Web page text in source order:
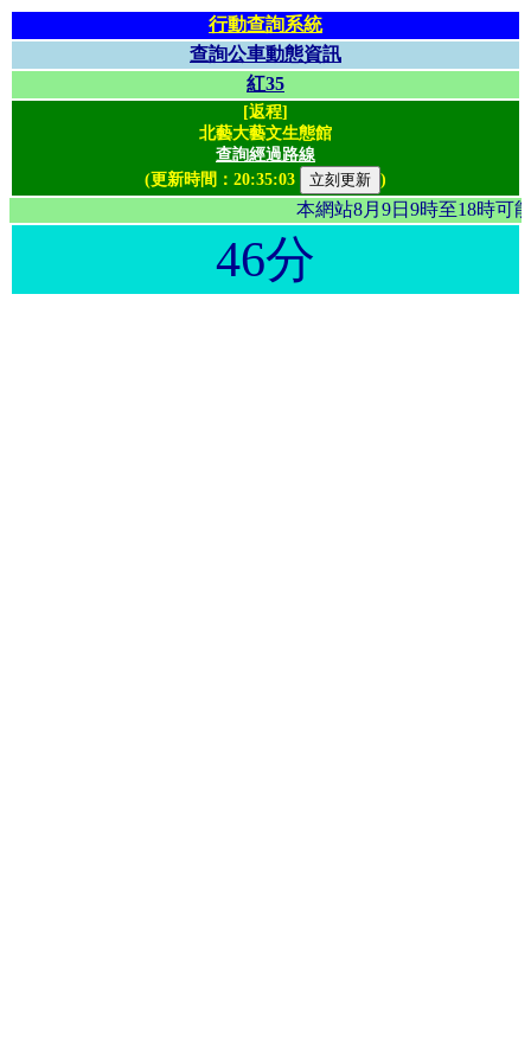
行動查詢系統
查詢公車動態資訊
紅35
[返程]
北藝大藝文生態館
查詢經過路線
(更新時間： 20:35:03 )
本網站8月9日9時至18
46分